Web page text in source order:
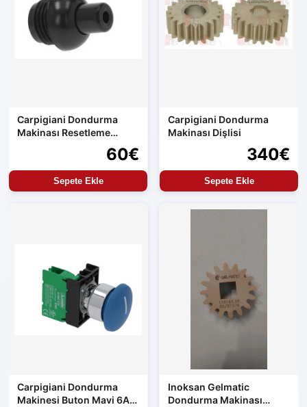
Carpigiani Dondurma
Makinası Resetleme
60€
Sepete Ekle
Carpigiani Dondurma
Makinası Dişlisi
340€
Sepete Ekle
Carpigiani Dondurma
Makinesi Buton Mavi 6A
Inoksan Gelmatic
Dondurma Makinası